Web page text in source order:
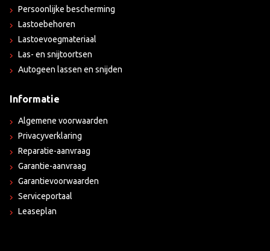
Persoonlijke bescherming
Lastoebehoren
Lastoevoegmateriaal
Las- en snijtoortsen
Autogeen lassen en snijden
Informatie
Algemene voorwaarden
Privacyverklaring
Reparatie-aanvraag
Garantie-aanvraag
Garantievoorwaarden
Serviceportaal
Leaseplan